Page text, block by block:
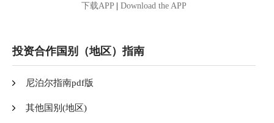
下载APP
Download the APP
投资合作国别（地区）指南
尼泊尔指南pdf版
其他国别(地区)